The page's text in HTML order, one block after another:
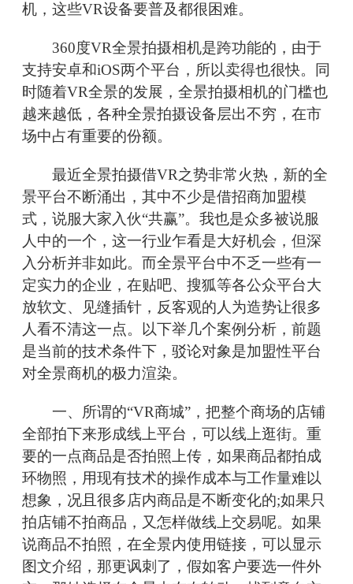
机，这些VR设备要普及都很困难。
360度VR全景拍摄相机是跨功能的，由于
支持安卓和iOS两个平台，所以卖得也很快。同
时随着VR全景的发展，全景拍摄相机的门槛也
越来越低，各种全景拍摄设备层出不穷，在市
场中占有重要的份额。
最近全景拍摄借VR之势非常火热，新的全
景平台不断涌出，其中不少是借招商加盟模
式，说服大家入伙“共赢”。我也是众多被说服
人中的一个，这一行业乍看是大好机会，但深
入分析并非如此。而全景平台中不乏一些有一
定实力的企业，在贴吧、搜狐等各公众平台大
放软文、见缝插针，反客观的人为造势让很多
人看不清这一点。以下举几个案例分析，前题
是当前的技术条件下，驳论对象是加盟性平台
对全景商机的极力渲染。
一、所谓的“VR商城”，把整个商场的店铺
全部拍下来形成线上平台，可以线上逛街。重
要的一点商品是否拍照上传，如果商品都拍成
环物照，用现有技术的操作成本与工作量难以
想象，况且很多店内商品是不断变化的;如果只
拍店铺不拍商品，又怎样做线上交易呢。如果
说商品不拍照，在全景内使用链接，可以显示
图文介绍，那更讽刺了，假如客户要选一件外